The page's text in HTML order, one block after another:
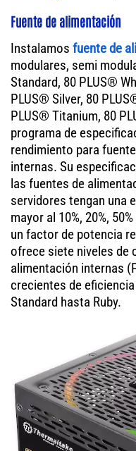
Fuente de alimentación
Instalamos fuente de
modulares, semi
Standard, 80 PLUS®
PLUS® Silver, 80
PLUS® Titanium, 80
programa de
rendimiento para
internas. Su
las fuentes de
servidores tengan una
mayor al 10%, 20%,
un factor de potencia
ofrece siete niveles de
alimentación internas
crecientes de
Standard hasta Ruby.